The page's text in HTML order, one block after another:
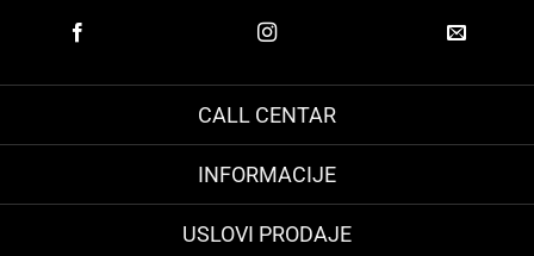
CALL CENTAR
INFORMACIJE
USLOVI PRODAJE